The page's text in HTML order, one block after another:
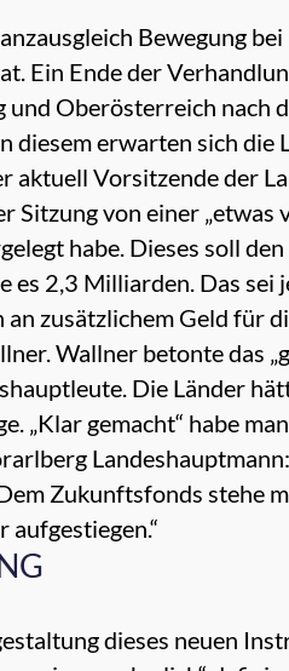
Bewegung
Ein Ende der
und Oberösterreich
erwarten sich die
aktuell Vorsitzende der
Sitzung von einer „etwas
habe. Dieses soll
2,3 Milliarden. Das sei
zusätzlichem Geld für
Wallner betonte das
Die Länder
gemacht“ habe
Zukunftsfonds stehe
aufgestiegen.“
dieses neuen